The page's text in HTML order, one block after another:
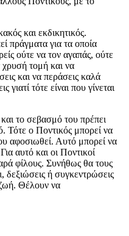
και εκδικητικός.
πράγματα για τα οποία
ούτε να τον αγαπάς, ούτε
χρυσή τομή και να
και να περάσεις καλά
τότε είναι που γίνεται
το σεβασμό του πρέπει
Τότε ο Ποντικός μπορεί να
αφοσιωθεί. Αυτό μπορεί να
αυτό και οι Ποντικοί
φίλους. Συνήθως θα τους
δεξιώσεις ή συγκεντρώσεις
ζωή. Θέλουν να